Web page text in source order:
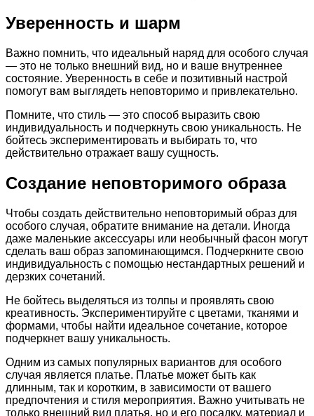
Уверенность и шарм
Важно помнить, что идеальный наряд для особого случая
— это не только внешний вид, но и ваше внутреннее
состояние. Уверенность в себе и позитивный настрой
помогут вам выглядеть неповторимо и привлекательно.
Помните, что стиль — это способ выразить свою
индивидуальность и подчеркнуть свою уникальность. Не
бойтесь экспериментировать и выбирать то, что
действительно отражает вашу сущность.
Создание неповторимого образа
Чтобы создать действительно неповторимый образ для
особого случая, обратите внимание на детали. Иногда
даже маленькие аксессуары или необычный фасон могут
сделать ваш образ запоминающимся. Подчеркните свою
индивидуальность с помощью нестандартных решений и
дерзких сочетаний.
Не бойтесь выделяться из толпы и проявлять свою
креативность. Экспериментируйте с цветами, тканями и
формами, чтобы найти идеальное сочетание, которое
подчеркнет вашу уникальность.
Одним из самых популярных вариантов для особого
случая является платье. Платье может быть как
длинным, так и коротким, в зависимости от вашего
предпочтения и стиля мероприятия. Важно учитывать не
только внешний вид платья, но и его посадку, материал и